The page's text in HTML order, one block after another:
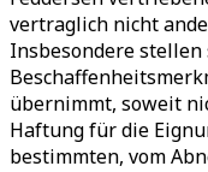
vertraglich nicht
Insbesondere
übernimmt, soweit
Haftung für die
bestimmten, vom